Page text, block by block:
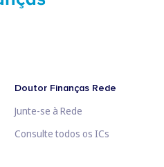
Doutor Finanças Rede
Junte-se à Rede
Consulte todos os ICs